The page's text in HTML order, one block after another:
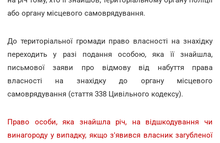
або органу місцевого самоврядування.
До територіальної громади право власності на знахідку
переходить у разі подання особою, яка її знайшла,
письмової заяви про відмову від набуття права
власності на знахідку до органу місцевого
самоврядування (стаття 338 Цивільного кодексу).
Право особи, яка знайшла річ, на відшкодування чи
винагороду у випадку, якщо з'явився власник загубленої